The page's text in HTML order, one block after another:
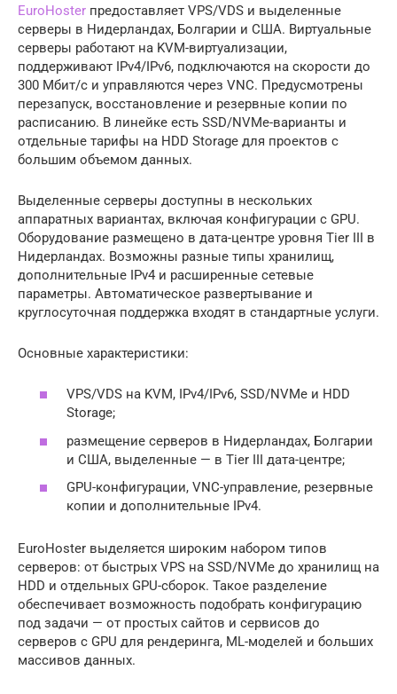
EuroHoster предоставляет VPS/VDS и выделенные
серверы в Нидерландах, Болгарии и США. Виртуальные
серверы работают на KVM-виртуализации,
поддерживают IPv4/IPv6, подключаются на скорости до
300 Мбит/с и управляются через VNC. Предусмотрены
перезапуск, восстановление и резервные копии по
расписанию. В линейке есть SSD/NVMe-варианты и
отдельные тарифы на HDD Storage для проектов с
большим объемом данных.
Выделенные серверы доступны в нескольких
аппаратных вариантах, включая конфигурации с GPU.
Оборудование размещено в дата-центре уровня Tier III в
Нидерландах. Возможны разные типы хранилищ,
дополнительные IPv4 и расширенные сетевые
параметры. Автоматическое развертывание и
круглосуточная поддержка входят в стандартные услуги.
Основные характеристики:
VPS/VDS на KVM, IPv4/IPv6, SSD/NVMe и HDD
Storage;
размещение серверов в Нидерландах, Болгарии
и США, выделенные — в Tier III дата-центре;
GPU-конфигурации, VNC-управление, резервные
копии и дополнительные IPv4.
EuroHoster выделяется широким набором типов
серверов: от быстрых VPS на SSD/NVMe до хранилищ на
HDD и отдельных GPU-сборок. Такое разделение
обеспечивает возможность подобрать конфигурацию
под задачи — от простых сайтов и сервисов до
серверов с GPU для рендеринга, ML-моделей и больших
массивов данных.